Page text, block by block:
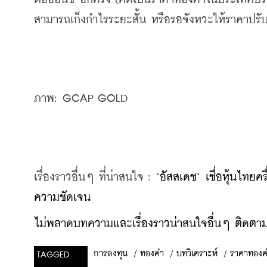
สามารถเก็งกำไรระยะสั้น หรือรอจังหวะให้ราคาป
ภาพ: GCAP GOLD
เรื่องราวอื่นๆ ที่น่าสนใจ : ‘อัสสเดช’ เชื่อหุ้นไทย
ความชัดเจน
ไม่พลาดบทความและเรื่องราวน่าสนใจอื่นๆ ติดตา
TAGGED
การลงทุน / ทองคำ / บทวิเคราะห์ / ราคาทอง